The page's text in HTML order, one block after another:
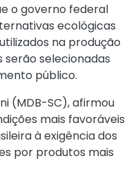
o governo federal
ecológicas
na produção
serão selecionadas
público.
(MDB-SC), afirmou
mais favoráveis
à exigência dos
por produtos mais